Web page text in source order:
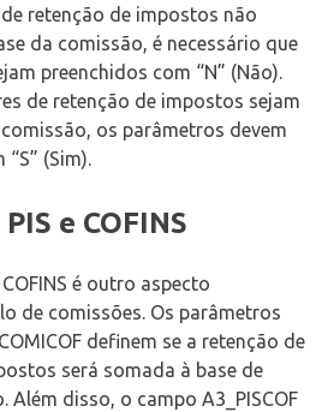
retenção de impostos não
da comissão, é necessário que
preenchidos com “N” (Não).
de retenção de impostos sejam
os parâmetros devem
(Sim).
e COFINS
é outro aspecto
de comissões. Os parâmetros
definem se a retenção de
será somada à base de
Além disso, o campo A3_PISCOF